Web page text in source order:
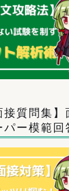
接質問集
ー模範回